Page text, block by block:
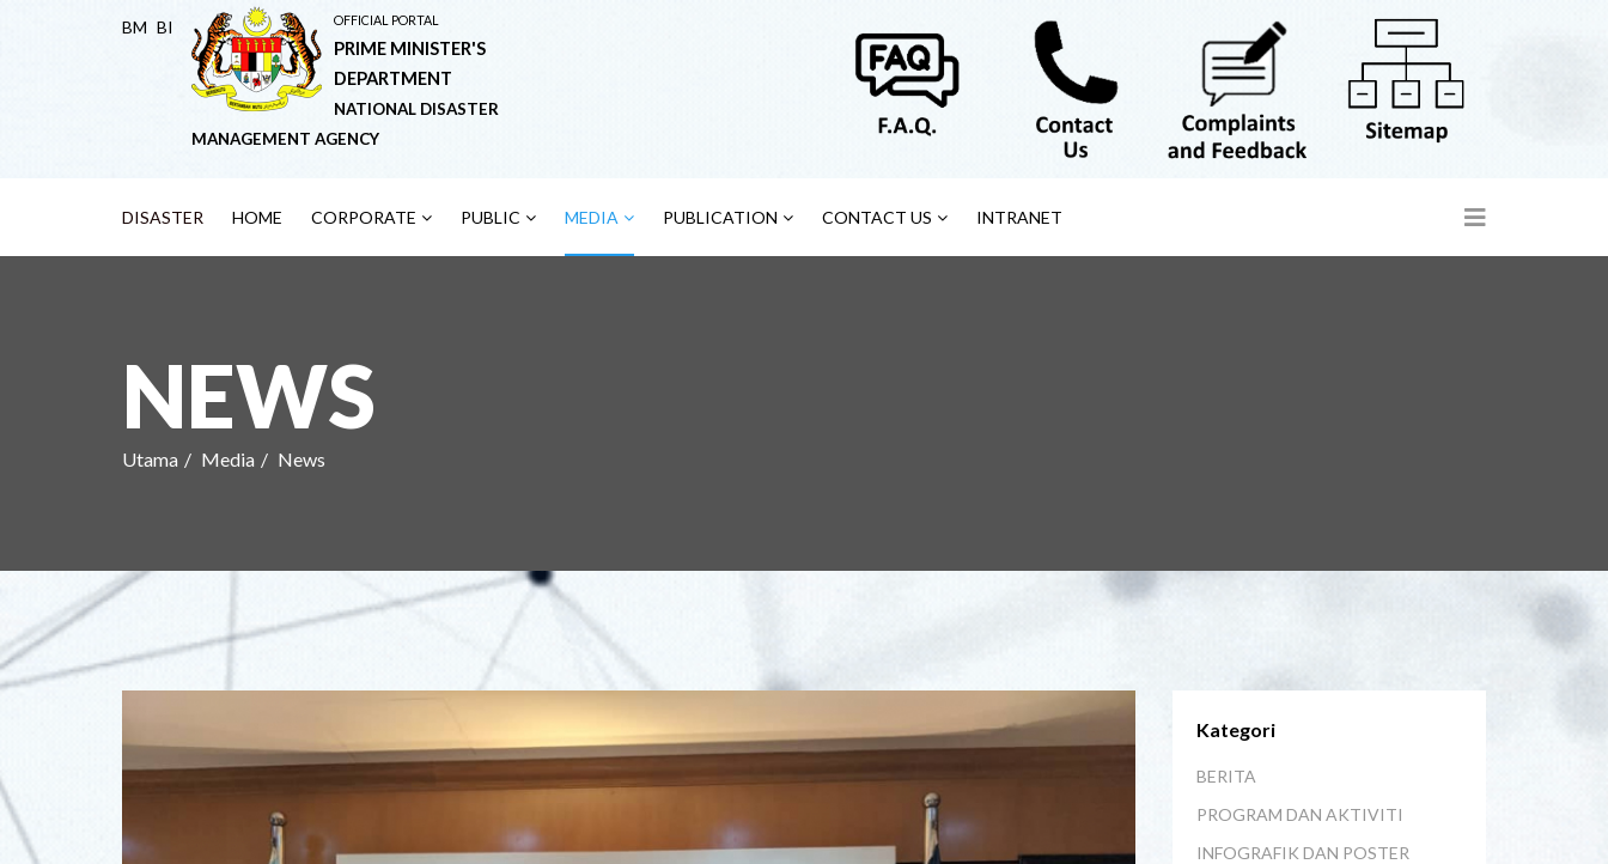
BM BI OFFICIAL PORTAL
PRIME MINISTER'S
DEPARTMENT
NATIONAL DISASTER
MANAGEMENT AGENCY
DISASTER HOME CORPORATE PUBLIC MEDIA PUBLICATION CONTACT US INTRANET
NEWS
Utama Media News
Kategori
BERITA
PROGRAM DAN AKTIVITI
INFOGRAFIK DAN POSTER